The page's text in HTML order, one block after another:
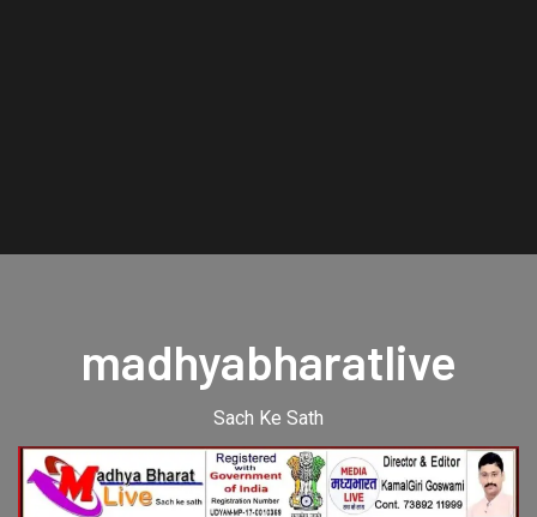
madhyabharatlive
Sach Ke Sath